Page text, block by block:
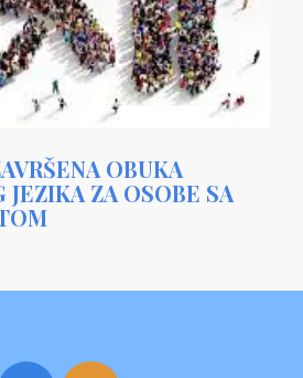
OBUKA
JEZIKA ZA OSOBE SA